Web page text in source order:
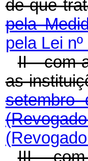
de que
pela
pela Lei
II - com
as
III - com